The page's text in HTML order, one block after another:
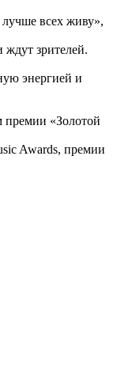
всех живу»,
зрителей.
энергией и
премии «Золотой
Awards, премии